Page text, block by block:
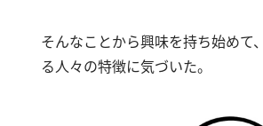
そんなことから興味を持ち始め
る人々の特徴に気づいた。